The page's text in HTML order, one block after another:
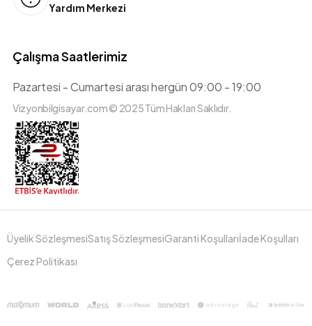
Yardım Merkezi
Çalışma Saatlerimiz
Pazartesi - Cumartesi arası hergün 09:00 - 19:00
Vizyonbilgisayar.com © 2025 Tüm Hakları Saklıdır.
Üyelik SözleşmesiSatış SözleşmesiGaranti Koşullarıİade Koşulları
Çerez Politikası